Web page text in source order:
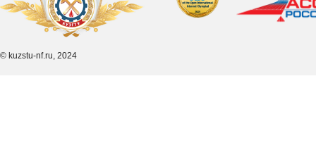
© kuzstu-nf.ru, 2024